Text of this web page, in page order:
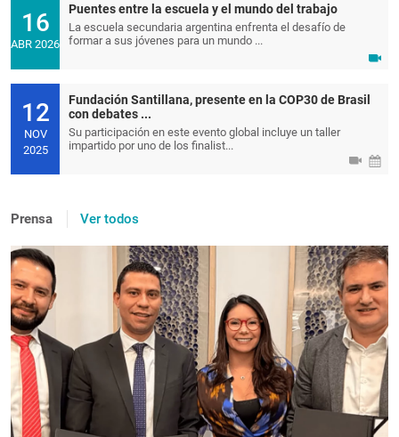
16
ABR 2026
Puentes entre la escuela y el mundo del trabajo
La escuela secundaria argentina enfrenta el desafío de
formar a sus jóvenes para un mundo ...
12
NOV
2025
Fundación Santillana, presente en la COP30 de Brasil
con debates ...
Su participación en este evento global incluye un taller
impartido por uno de los finalist...
Prensa Ver todos